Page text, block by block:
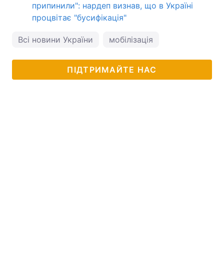
припинили": нардеп визнав, що в Україні
процвітає "бусифікація"
Всі новини України мобілізація
ПІДТРИМАЙТЕ НАС